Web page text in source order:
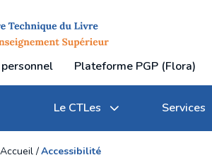
Plateforme PGP (Flora)
Le CTLes Services
Accueil Accessibilité